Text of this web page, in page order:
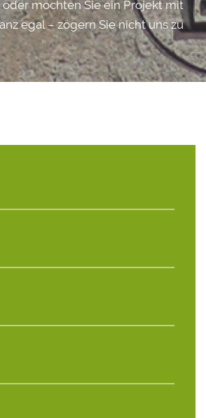
oder möchten Sie ein Projekt mit
egal – zögern Sie nicht uns zu